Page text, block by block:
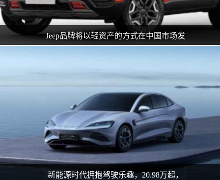
Jeep品牌将以轻资产的方式在中国市场发
新能源时代拥抱驾驶乐趣，20.98万起，